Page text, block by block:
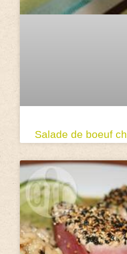
Salade de boeuf